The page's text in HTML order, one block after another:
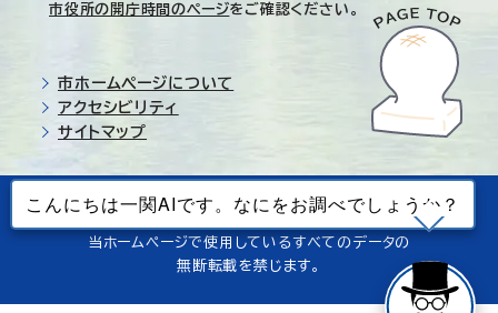
市役所の開庁時間のページをご確認ください。
市ホームページについて
アクセシビリティ
サイトマップ
© Ichinoseki-city. All rights reserved.
当ホームページで使用しているすべてのデータの
無断転載を禁じます。